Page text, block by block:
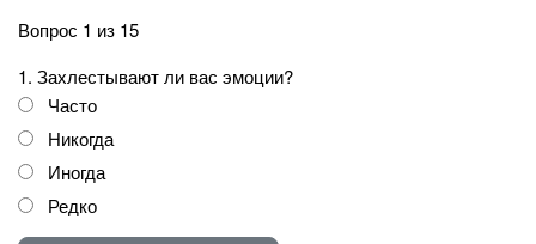
Вопрос 1 из 15
1. Захлестывают ли вас эмоции?
Часто
Никогда
Иногда
Редко